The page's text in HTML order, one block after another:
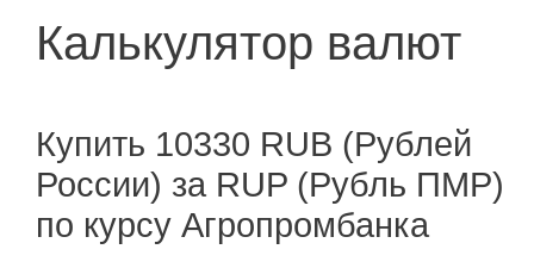
Калькулятор валют
Купить 10330 RUB (Рублей
России) за RUP (Рубль ПМР)
по курсу Агропромбанка